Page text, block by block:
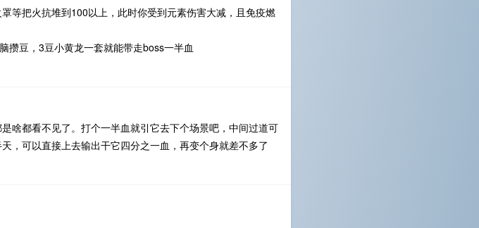
等把火抗堆到100以上，此时你受到元素伤害大减，且免疫燃
攒豆，3豆小黄龙一套就能带走boss一半血
啥都看不见了。打个一半血就引它去下个场景吧，中间过道可
，可以直接上去输出干它四分之一血，再变个身就差不多了